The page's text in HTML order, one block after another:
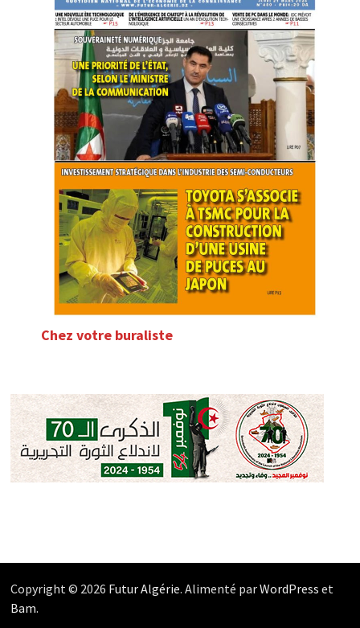
Chez votre buraliste
Copyright © 2026 Futur Algérie. Alimenté parWordPress et
Bam.